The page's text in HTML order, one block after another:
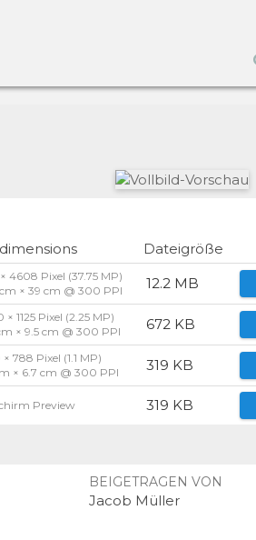
Dateigröße
4608 Pixel (37.75 MP)
× 39 cm @ 300 PPI
12.2 MB
1125 Pixel (2.25 MP)
× 9.5 cm @ 300 PPI
672 KB
788 Pixel (1.1 MP)
× 6.7 cm @ 300 PPI
319 KB
Preview 319 KB
BEIGETRAGEN VON
Jacob Müller